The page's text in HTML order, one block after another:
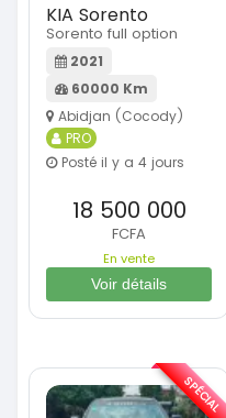
KIA Sorento
Sorento full option
2021
60000 Km
Abidjan (Cocody)
PRO
Posté il y a 4 jours
18 500 000
FCFA
En vente
Voir détails
SPÉCIAL